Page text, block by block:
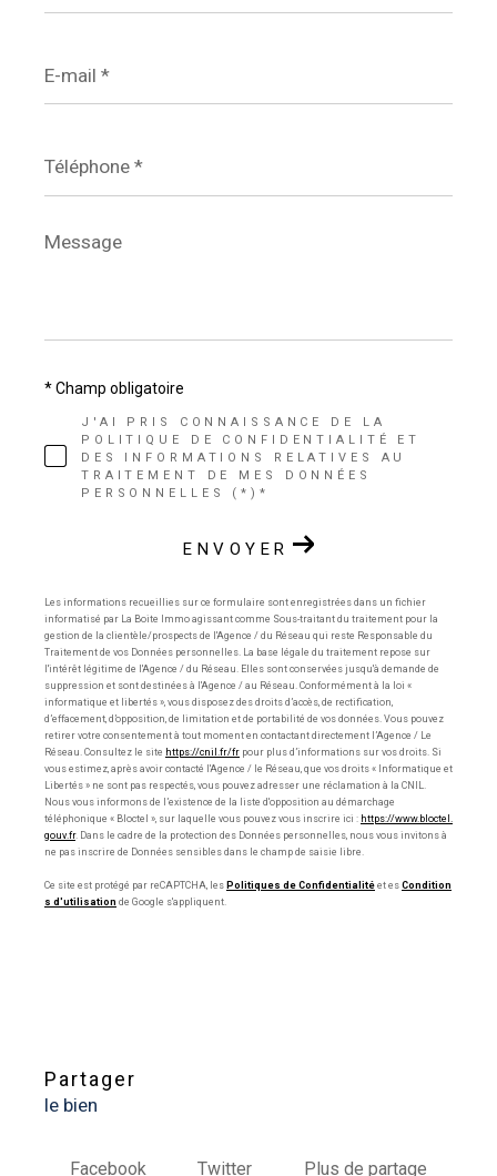
mail
*
*
Message
*
J'AI PRIS CONNAISSANCE DE LA
POLITIQUE DE CONFIDENTIALITÉ ET
DES INFORMATIONS RELATIVES AU
TRAITEMENT DE MES DONNÉES
PERSONNELLES (*)*
* Champ obligatoire
ENVOYER
Les informations recueillies sur ce formulaire sont enregistrées dans un fichier
informatisé par La Boite Immo agissant comme Sous-traitant du traitement pour la
gestion de la clientèle/prospects de l'Agence / du Réseau qui reste Responsable du
Traitement de vos Données personnelles. La base légale du traitement repose sur
l'intérêt légitime de l'Agence / du Réseau. Elles sont conservées jusqu'à demande de
suppression et sont destinées à l'Agence / au Réseau. Conformément à la loi «
informatique et libertés », vous disposez des droits d’accès, de rectification,
d’effacement, d’opposition, de limitation et de portabilité de vos données. Vous pouvez
retirer votre consentement à tout moment en contactant directement l’Agence / Le
Réseau. Consultez le site https://cnil.fr/fr pour plus d’informations sur vos droits. Si
vous estimez, après avoir contacté l'Agence / le Réseau, que vos droits « Informatique et
Libertés » ne sont pas respectés, vous pouvez adresser une réclamation à la CNIL.
Nous vous informons de l’existence de la liste d'opposition au démarchage
téléphonique « Bloctel », sur laquelle vous pouvez vous inscrire ici : https://www.bloctel.
gouv.fr. Dans le cadre de la protection des Données personnelles, nous vous invitons à
ne pas inscrire de Données sensibles dans le champ de saisie libre.
Ce site est protégé par reCAPTCHA, les Politiques de Confidentialité et es Condition
s d'utilisation de Google s'appliquent.
partager
le bien
Facebook Twitter Plus de partage